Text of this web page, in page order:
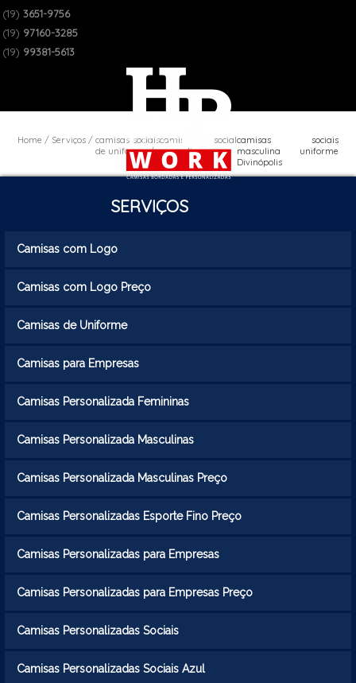
(19) 3651-9756
(19) 97160-3285
(19) 99381-5613
Home Serviços
camisas sociais
de uniforme
camisa social
masculina
uniforme
camisas sociais
masculina uniforme
Divinópolis
SERVIÇOS
Camisas com Logo
Camisas com Logo Preço
Camisas de Uniforme
Camisas para Empresas
Camisas Personalizada Femininas
Camisas Personalizada Masculinas
Camisas Personalizada Masculinas Preço
Camisas Personalizadas Esporte Fino Preço
Camisas Personalizadas para Empresas
Camisas Personalizadas para Empresas Preço
Camisas Personalizadas Sociais
Camisas Personalizadas Sociais Azul